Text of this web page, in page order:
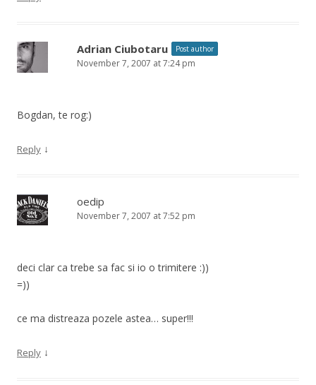
Adrian Ciubotaru Post author
November 7, 2007 at 7:24 pm
Bogdan, te rog:)
Reply ↓
oedip
November 7, 2007 at 7:52 pm
deci clar ca trebe sa fac si io o trimitere :))
=))
ce ma distreaza pozele astea… super!!!
Reply ↓